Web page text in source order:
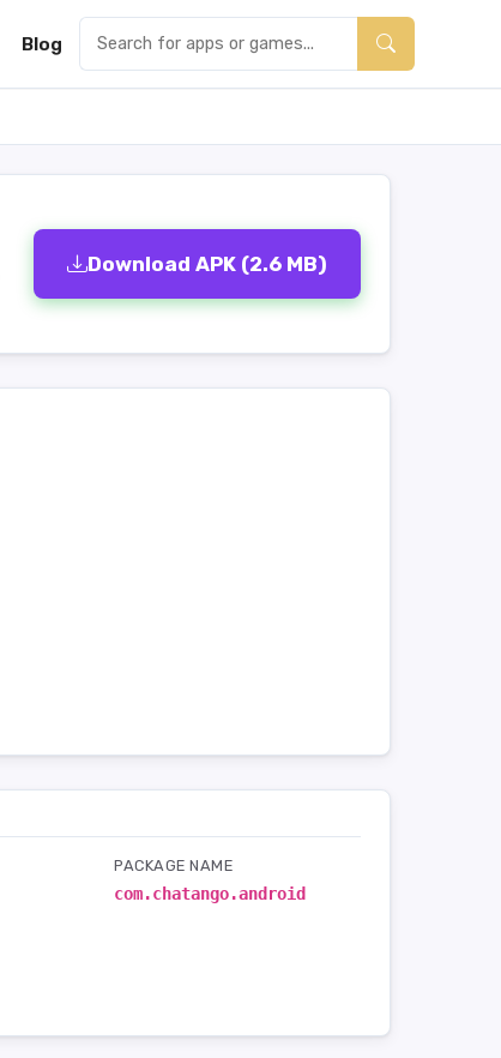
Blog
Download APK (2.6 MB)
PACKAGE NAME
com.chatango.android